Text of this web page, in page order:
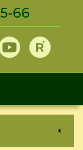
66